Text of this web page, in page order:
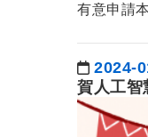
有意申請
日期：
2024-
賀人工智